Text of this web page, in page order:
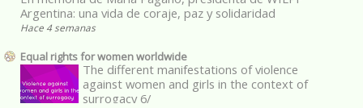
Argentina: una vida de coraje, paz y solidaridad
Hace 4 semanas
Equal rights for women worldwide
The different manifestations of violence
against women and girls in the context of
surrogacy 6/